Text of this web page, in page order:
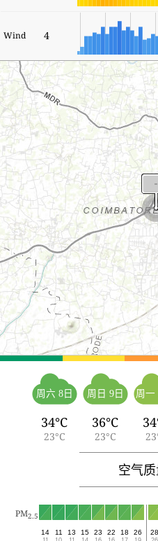
Wind 4
周六 8日
34°C
23°C
周日 9日
36°C
23°C
周一
空气
PM2.5
14 11 13 15 23 22 18 26 28